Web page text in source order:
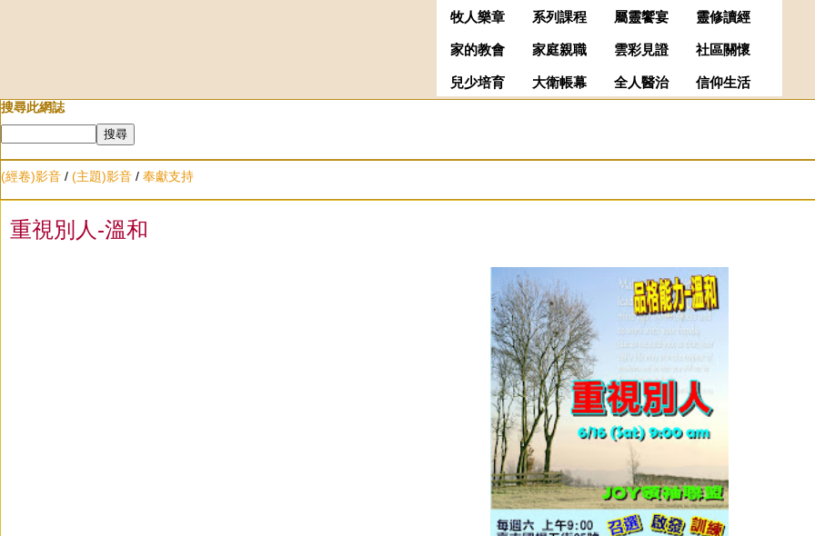
牧人樂章 系列課程 屬靈饗宴 靈修讀經
家的教會 家庭親職 雲彩見證 社區關懷
兒少培育 大衛帳幕 全人醫治
信仰生活
搜尋此網誌
(經卷)影音 / (主題)影音 / 奉獻支持
重視別人-溫和